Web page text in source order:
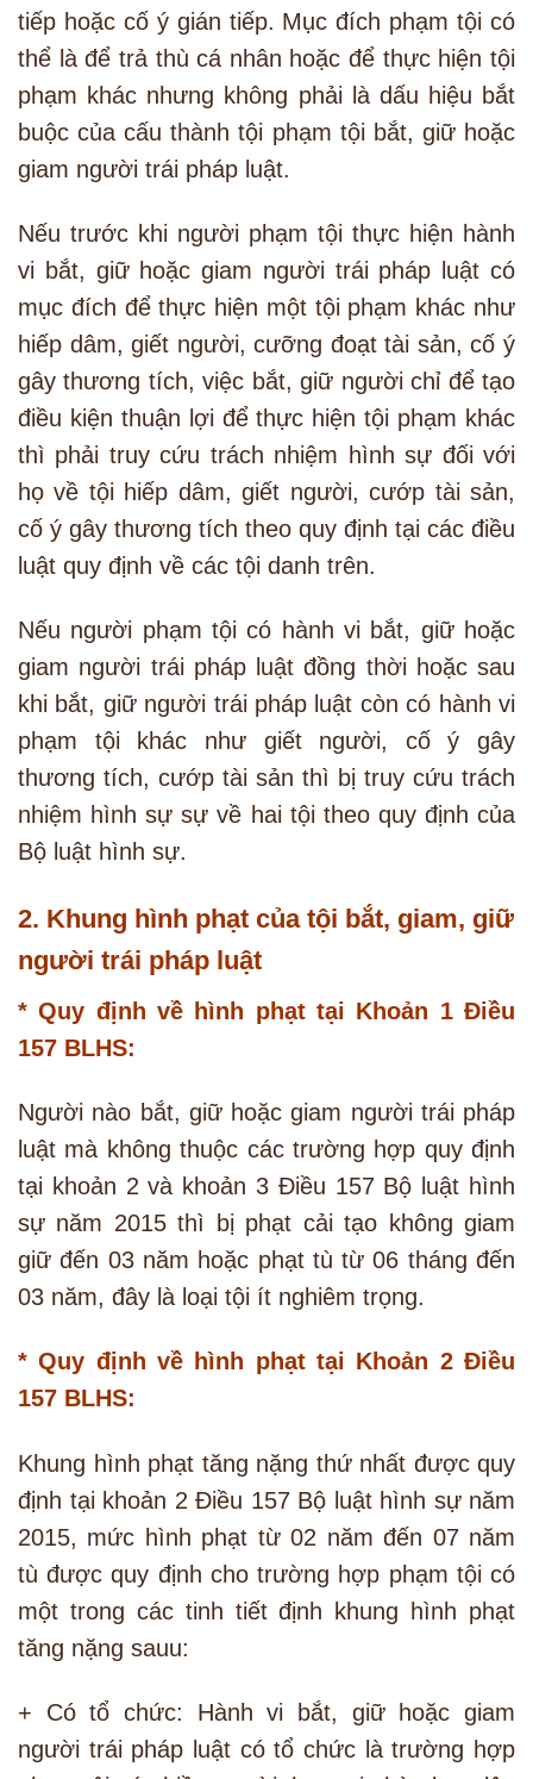
tiếp hoặc cố ý gián tiếp. Mục đích phạm tội có
thể là để trả thù cá nhân hoặc để thực hiện tội
phạm khác nhưng không phải là dấu hiệu bắt
buộc của cấu thành tội phạm tội bắt, giữ hoặc
giam người trái pháp luật.
Nếu trước khi người phạm tội thực hiện hành
vi bắt, giữ hoặc giam người trái pháp luật có
mục đích để thực hiện một tội phạm khác như
hiếp dâm, giết người, cưỡng đoạt tài sản, cố ý
gây thương tích, việc bắt, giữ người chỉ để tạo
điều kiện thuận lợi để thực hiện tội phạm khác
thì phải truy cứu trách nhiệm hình sự đối với
họ về tội hiếp dâm, giết người, cướp tài sản,
cố ý gây thương tích theo quy định tại các điều
luật quy định về các tội danh trên.
Nếu người phạm tội có hành vi bắt, giữ hoặc
giam người trái pháp luật đồng thời hoặc sau
khi bắt, giữ người trái pháp luật còn có hành vi
phạm tội khác như giết người, cố ý gây
thương tích, cướp tài sản thì bị truy cứu trách
nhiệm hình sự sự về hai tội theo quy định của
Bộ luật hình sự.
2. Khung hình phạt của tội bắt, giam, giữ
người trái pháp luật
* Quy định về hình phạt tại Khoản 1 Điều
157 BLHS:
Người nào bắt, giữ hoặc giam người trái pháp
luật mà không thuộc các trường hợp quy định
tại khoản 2 và khoản 3 Điều 157 Bộ luật hình
sự năm 2015 thì bị phạt cải tạo không giam
giữ đến 03 năm hoặc phạt tù từ 06 tháng đến
03 năm, đây là loại tội ít nghiêm trọng.
* Quy định về hình phạt tại Khoản 2 Điều
157 BLHS:
Khung hình phạt tăng nặng thứ nhất được quy
định tại khoản 2 Điều 157 Bộ luật hình sự năm
2015, mức hình phạt từ 02 năm đến 07 năm
tù được quy định cho trường hợp phạm tội có
một trong các tinh tiết định khung hình phạt
tăng nặng sauu:
+ Có tổ chức: Hành vi bắt, giữ hoặc giam
người trái pháp luật có tổ chức là trường hợp